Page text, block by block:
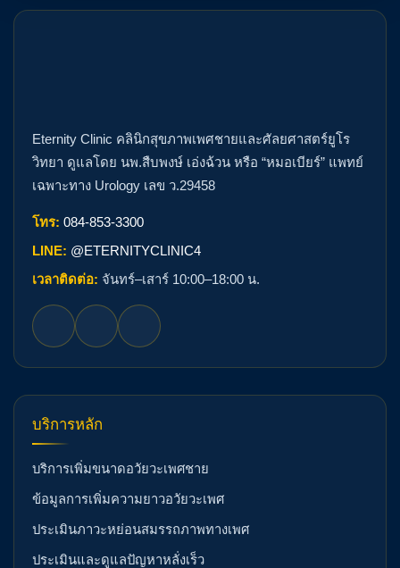
Eternity Clinic คลินิกสุขภาพเพศชายและศัลยศาสตร์ยูโร
วิทยา ดูแลโดย นพ.สืบพงษ์ เอ่งฉ้วน หรือ “หมอเบียร์” แพทย์
เฉพาะทาง Urology เลข ว.29458
โทร: 084-853-3300
LINE: @ETERNITYCLINIC4
เวลาติดต่อ: จันทร์–เสาร์ 10:00–18:00 น.
บริการหลัก
บริการเพิ่มขนาดอวัยวะเพศชาย
ข้อมูลการเพิ่มความยาวอวัยวะเพศ
ประเมินภาวะหย่อนสมรรถภาพทางเพศ
ประเมินและดูแลปัญหาหลั่งเร็ว